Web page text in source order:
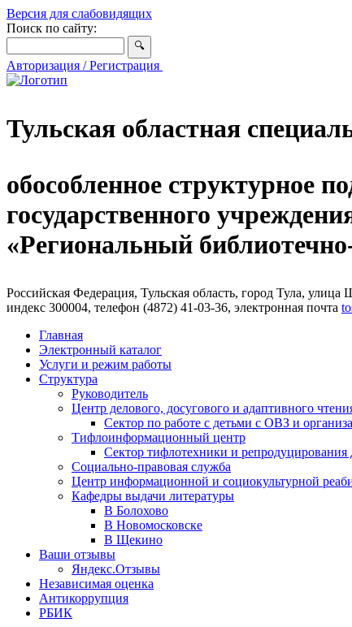
Версия для слабовидящих
Поиск по сайту:
Авторизация / Регистрация
Тульская областная
обособленное структурное
государственного
«Региональный
Российская Федерация, Тульская область, город Тула, улица
индекс 300004, телефон (4872) 41-03-36, электронная почта
Главная
Электронный каталог
Услуги и режим работы
Структура
Руководитель
Центр делового, досугового и адаптивного
Сектор по работе с детьми с ОВЗ и
Тифлоинформационный центр
Сектор тифлотехники и репродуцирования
Социально-правовая служба
Центр информационной и социокультурной
Кафедры выдачи литературы
В Болохово
В Новомосковске
В Щекино
Ваши отзывы
Яндекс.Отзывы
Независимая оценка
Антикоррупция
РБИК